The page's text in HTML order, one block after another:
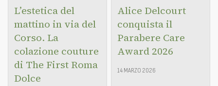
L’estetica del
mattino in via del
Corso. La
colazione couture
di The First Roma
Dolce
Alice Delcourt
conquista il
Parabere Care
Award 2026
14 MARZO 2026